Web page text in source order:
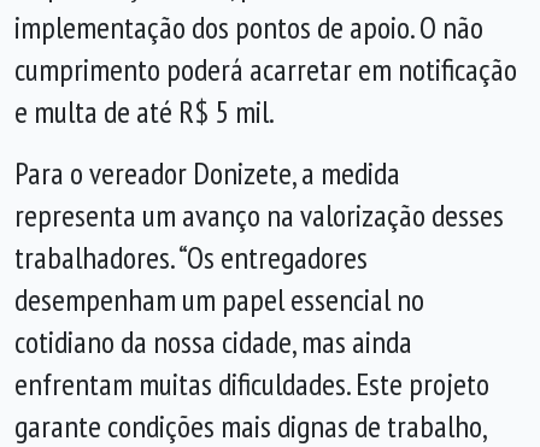
implementação dos pontos de apoio. O não
cumprimento poderá acarretar em notificação
e multa de até R$ 5 mil.
Para o vereador Donizete, a medida
representa um avanço na valorização desses
trabalhadores. “Os entregadores
desempenham um papel essencial no
cotidiano da nossa cidade, mas ainda
enfrentam muitas dificuldades. Este projeto
garante condições mais dignas de trabalho,